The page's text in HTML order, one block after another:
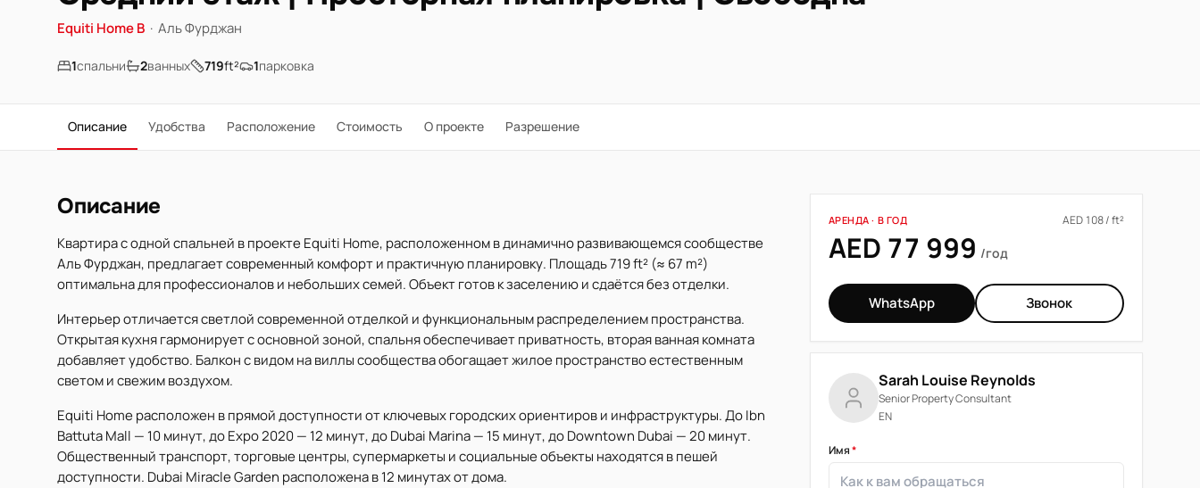
Equiti Home B · Аль Фурджан
1спальни 2ванных 719ft² 1парковка
Описание Удобства Расположение Стоимость О проекте Разрешение
Описание
Квартира с одной спальней в проекте Equiti Home, расположенном в динамично развивающемся сообществе
Аль Фурджан, предлагает современный комфорт и практичную планировку. Площадь 719 ft² (≈ 67 m²)
оптимальна для профессионалов и небольших семей. Объект готов к заселению и сдаётся без отделки.
Интерьер отличается светлой современной отделкой и функциональным распределением пространства.
Открытая кухня гармонирует с основной зоной, спальня обеспечивает приватность, вторая ванная комната
добавляет удобство. Балкон с видом на виллы сообщества обогащает жилое пространство естественным
светом и свежим воздухом.
Equiti Home расположен в прямой доступности от ключевых городских ориентиров и инфраструктуры. До Ibn
Battuta Mall — 10 минут, до Expo 2020 — 12 минут, до Dubai Marina — 15 минут, до Downtown Dubai — 20 минут.
Общественный транспорт, торговые центры, супермаркеты и социальные объекты находятся в пешей
доступности. Dubai Miracle Garden расположена в 12 минутах от дома.
АРЕНДА · В ГОД AED 108 / ft²
AED 77 999 /год
WhatsApp Звонок
Sarah Louise Reynolds
Senior Property Consultant
EN
Имя*